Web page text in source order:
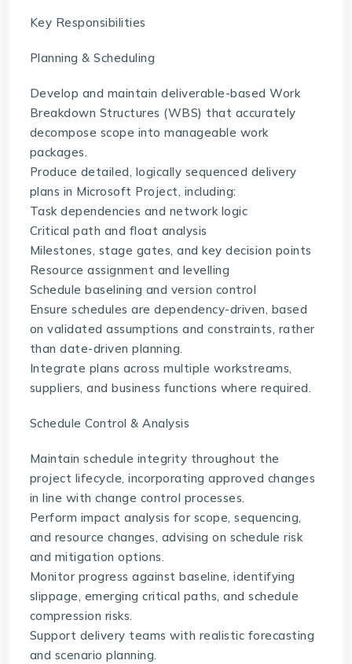
Key Responsibilities
Planning & Scheduling
Develop and maintain deliverable-based Work
Breakdown Structures (WBS) that accurately
decompose scope into manageable work
packages.
Produce detailed, logically sequenced delivery
plans in Microsoft Project, including:
Task dependencies and network logic
Critical path and float analysis
Milestones, stage gates, and key decision points
Resource assignment and levelling
Schedule baselining and version control
Ensure schedules are dependency-driven, based
on validated assumptions and constraints, rather
than date-driven planning.
Integrate plans across multiple workstreams,
suppliers, and business functions where required.
Schedule Control & Analysis
Maintain schedule integrity throughout the
project lifecycle, incorporating approved changes
in line with change control processes.
Perform impact analysis for scope, sequencing,
and resource changes, advising on schedule risk
and mitigation options.
Monitor progress against baseline, identifying
slippage, emerging critical paths, and schedule
compression risks.
Support delivery teams with realistic forecasting
and scenario planning.